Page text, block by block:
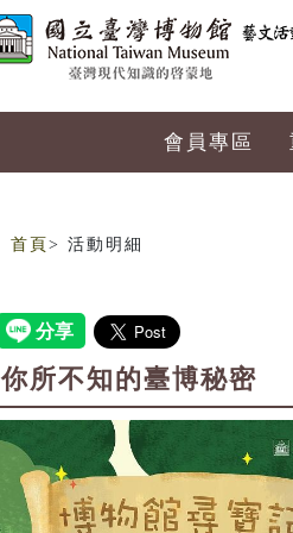
會員專區
首頁 > 活動明細
你所不知的臺博秘密